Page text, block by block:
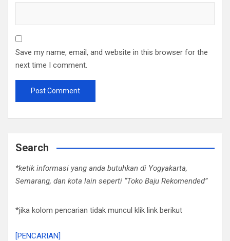
Save my name, email, and website in this browser for the
next time I comment.
Search
*ketik informasi yang anda butuhkan di Yogyakarta,
Semarang, dan kota lain seperti “Toko Baju Rekomended”
*jika kolom pencarian tidak muncul klik link berikut
[PENCARIAN]